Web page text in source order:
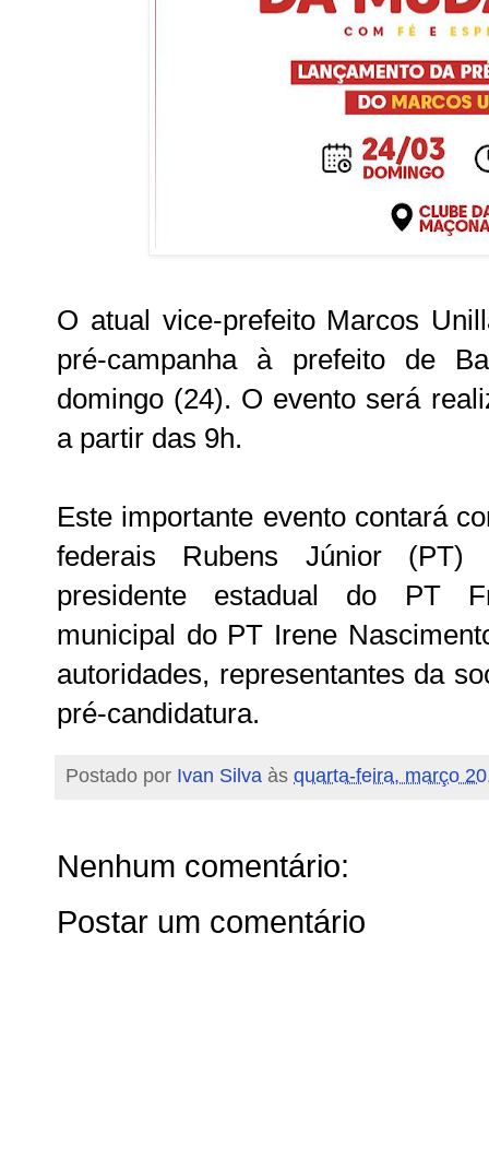
O atual vice-prefeito Marcos
pré-campanha à prefeito de
domingo (24). O evento será
a partir das 9h.
Este importante evento contará
federais Rubens Júnior
presidente estadual do PT
municipal do PT Irene
autoridades, representantes da
pré-candidatura.
Postado por Ivan Silva às quarta-feira, março
Nenhum comentário:
Postar um comentário